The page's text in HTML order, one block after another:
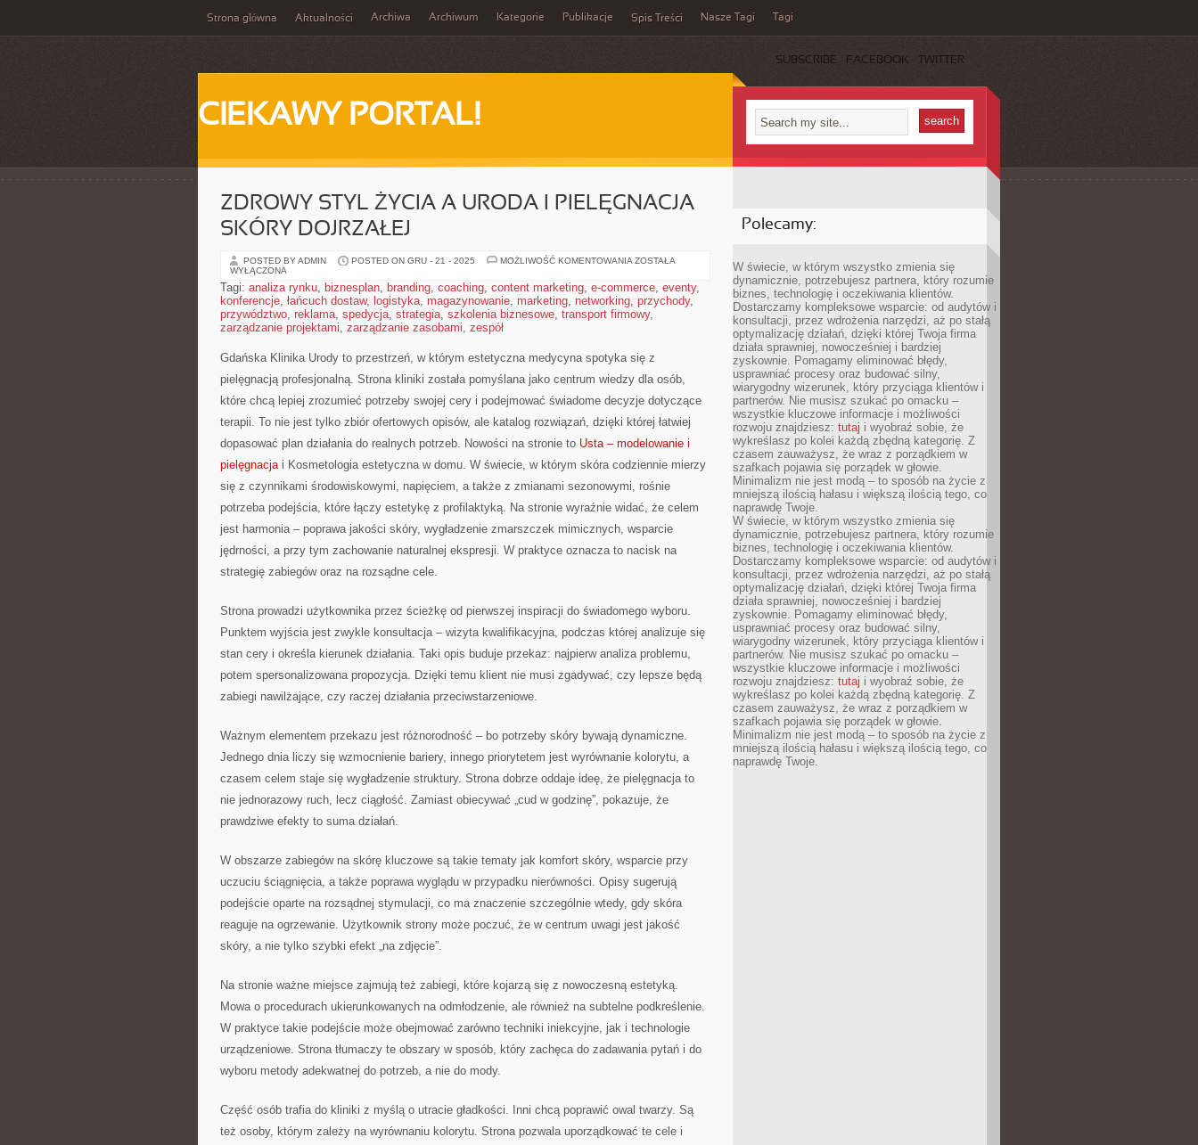
Strona główna Aktualności Archiwa Archiwum Kategorie Publikacje Spis Treści Nasze Tagi Tagi
SUBSCRIBE FACEBOOK TWITTER
CIEKAWY PORTAL!
ZDROWY STYL ŻYCIA A URODA I PIELĘGNACJA
SKÓRY DOJRZAŁEJ
POSTED BY ADMIN POSTED ON GRU - 21 - 2025 MOŻLIWOŚĆ KOMENTOWANIA ZDROWY
A
URODA
PIELĘGNACJA
ZOSTAŁA
WYŁĄCZONA
Tagi: analiza rynku, biznesplan, branding, coaching, content marketing, e-commerce, eventy,
konferencje, łańcuch dostaw, logistyka, magazynowanie, marketing, networking, przychody,
przywództwo, reklama, spedycja, strategia, szkolenia biznesowe, transport firmowy,
zarządzanie projektami, zarządzanie zasobami, zespół
Gdańska Klinika Urody to przestrzeń, w którym estetyczna medycyna spotyka się z
pielęgnacją profesjonalną. Strona kliniki została pomyślana jako centrum wiedzy dla osób,
które chcą lepiej zrozumieć potrzeby swojej cery i podejmować świadome decyzje dotyczące
terapii. To nie jest tylko zbiór ofertowych opisów, ale katalog rozwiązań, dzięki której łatwiej
dopasować plan działania do realnych potrzeb. Nowości na stronie to Usta – modelowanie i
pielęgnacjai Kosmetologia estetyczna w domu. W świecie, w którym skóra codziennie mierzy
się z czynnikami środowiskowymi, napięciem, a także z zmianami sezonowymi, rośnie
potrzeba podejścia, które łączy estetykę z profilaktyką. Na stronie wyraźnie widać, że celem
jest harmonia – poprawa jakości skóry, wygładzenie zmarszczek mimicznych, wsparcie
jędrności, a przy tym zachowanie naturalnej ekspresji. W praktyce oznacza to nacisk na
strategię zabiegów oraz na rozsądne cele.
Strona prowadzi użytkownika przez ścieżkę od pierwszej inspiracji do świadomego wyboru.
Punktem wyjścia jest zwykle konsultacja – wizyta kwalifikacyjna, podczas której analizuje się
stan cery i określa kierunek działania. Taki opis buduje przekaz: najpierw analiza problemu,
potem spersonalizowana propozycja. Dzięki temu klient nie musi zgadywać, czy lepsze będą
zabiegi nawilżające, czy raczej działania przeciwstarzeniowe.
Ważnym elementem przekazu jest różnorodność – bo potrzeby skóry bywają dynamiczne.
Jednego dnia liczy się wzmocnienie bariery, innego priorytetem jest wyrównanie kolorytu, a
czasem celem staje się wygładzenie struktury. Strona dobrze oddaje ideę, że pielęgnacja to
nie jednorazowy ruch, lecz ciągłość. Zamiast obiecywać „cud w godzinę”, pokazuje, że
prawdziwe efekty to suma działań.
W obszarze zabiegów na skórę kluczowe są takie tematy jak komfort skóry, wsparcie przy
uczuciu ściągnięcia, a także poprawa wyglądu w przypadku nierówności. Opisy sugerują
podejście oparte na rozsądnej stymulacji, co ma znaczenie szczególnie wtedy, gdy skóra
reaguje na ogrzewanie. Użytkownik strony może poczuć, że w centrum uwagi jest jakość
skóry, a nie tylko szybki efekt „na zdjęcie”.
Na stronie ważne miejsce zajmują też zabiegi, które kojarzą się z nowoczesną estetyką.
Mowa o procedurach ukierunkowanych na odmłodzenie, ale również na subtelne podkreślenie.
W praktyce takie podejście może obejmować zarówno techniki iniekcyjne, jak i technologie
urządzeniowe. Strona tłumaczy te obszary w sposób, który zachęca do zadawania pytań i do
wyboru metody adekwatnej do potrzeb, a nie do mody.
Część osób trafia do kliniki z myślą o utracie gładkości. Inni chcą poprawić owal twarzy. Są
też osoby, którym zależy na wyrównaniu kolorytu. Strona pozwala uporządkować te cele i
Polecamy:
W świecie, w którym wszystko zmienia się
dynamicznie, potrzebujesz partnera, który rozumie
biznes, technologię i oczekiwania klientów.
Dostarczamy kompleksowe wsparcie: od audytów i
konsultacji, przez wdrożenia narzędzi, aż po stałą
optymalizację działań, dzięki której Twoja firma
działa sprawniej, nowocześniej i bardziej
zyskownie. Pomagamy eliminować błędy,
usprawniać procesy oraz budować silny,
wiarygodny wizerunek, który przyciąga klientów i
partnerów. Nie musisz szukać po omacku –
wszystkie kluczowe informacje i możliwości
rozwoju znajdziesz: tutaj i wyobraź sobie, że
wykreślasz po kolei każdą zbędną kategorię. Z
czasem zauważysz, że wraz z porządkiem w
szafkach pojawia się porządek w głowie.
Minimalizm nie jest modą – to sposób na życie z
mniejszą ilością hałasu i większą ilością tego, co
naprawdę Twoje.
W świecie, w którym wszystko zmienia się
dynamicznie, potrzebujesz partnera, który rozumie
biznes, technologię i oczekiwania klientów.
Dostarczamy kompleksowe wsparcie: od audytów i
konsultacji, przez wdrożenia narzędzi, aż po stałą
optymalizację działań, dzięki której Twoja firma
działa sprawniej, nowocześniej i bardziej
zyskownie. Pomagamy eliminować błędy,
usprawniać procesy oraz budować silny,
wiarygodny wizerunek, który przyciąga klientów i
partnerów. Nie musisz szukać po omacku –
wszystkie kluczowe informacje i możliwości
rozwoju znajdziesz: tutaj i wyobraź sobie, że
wykreślasz po kolei każdą zbędną kategorię. Z
czasem zauważysz, że wraz z porządkiem w
szafkach pojawia się porządek w głowie.
Minimalizm nie jest modą – to sposób na życie z
mniejszą ilością hałasu i większą ilością tego, co
naprawdę Twoje.